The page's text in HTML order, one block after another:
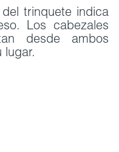
trinquete indica
Los cabezales
desde ambos
lugar.